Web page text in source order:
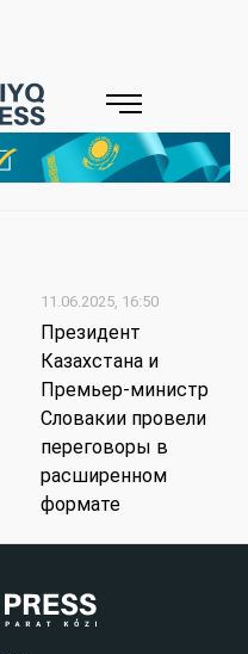
11.06.2025, 16:50
Президент
Казахстана и
Премьер-министр
Словакии провели
переговоры в
расширенном
формате